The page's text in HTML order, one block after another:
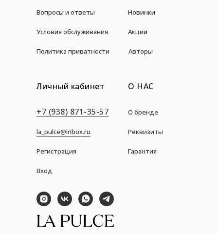
Вопросы и ответы Новинки
Акции
Условия обслуживания
Политика приватности
О НАС
О бренде
Авторы
Личный кабинет
Вход
+7 (938) 871-35-57
la_pulce@inbox.ru Реквизиты
Гарантия
Регистрация